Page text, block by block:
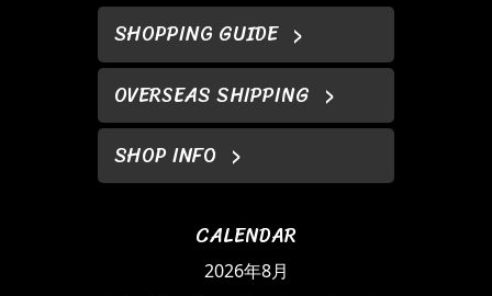
SHOPPING GUIDE
OVERSEAS SHIPPING
SHOP INFO
CALENDAR
2026年8月